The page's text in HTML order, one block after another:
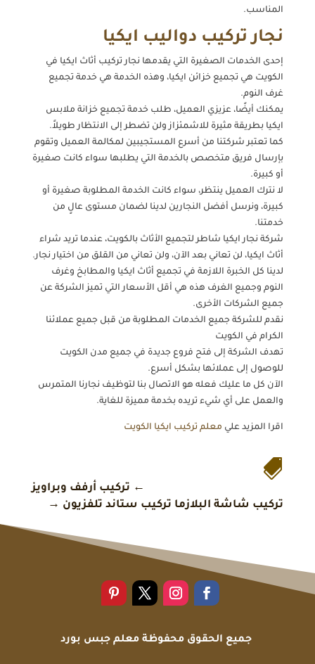
المناسب.
نجار تركيب دواليب ايكيا
إحدى الخدمات الصغيرة التي يقدمها نجار تركيب أثاث ايكيا في
الكويت هي تجميع خزائن ايكيا، وهذه الخدمة هي خدمة تجميع
غرف النوم.
يمكنك أيضًا، عزيزي العميل، طلب خدمة تجميع خزانة ملابس
ايكيا بطريقة مثيرة للاشمئزاز ولن تضطر إلى الانتظار طويلاً.
كما تعتبر شركتنا من أسرع المستجيبين لمكالمة العميل وتقوم
بإرسال فريق متخصص بالخدمة التي يطلبها سواء كانت صغيرة
أو كبيرة.
لا نترك العميل ينتظر، سواء كانت الخدمة المطلوبة صغيرة أو
كبيرة، ونرسل أفضل النجارين لدينا لضمان مستوى عالٍ من
خدمتنا.
شركة نجار ايكيا شاطر لتجميع الأثاث بالكويت، عندما تريد شراء
أثاث ايكيا، لن تعاني بعد الآن، ولن تعاني من القلق من اختيار نجار.
لدينا كل الخبرة اللازمة في تجميع أثاث ايكيا والمطابخ وغرف
النوم وجميع الغرف هذه هي أقل الأسعار التي تميز الشركة عن
جميع الشركات الأخرى.
نقدم للشركة جميع الخدمات المطلوبة من قبل جميع عملائنا
الكرام في الكويت
تهدف الشركة إلى فتح فروع جديدة في جميع مدن الكويت
للوصول إلى عملائها بشكل أسرع.
الآن كل ما عليك فعله هو الاتصال بنا لتوظيف نجارنا المتمرس
والعمل على أي شيء تريده بخدمة مميزة للغاية.
اقرا المزيد علي معلم تركيب ايكيا الكويت

← تركيب أرفف وبراويز
تركيب شاشة البلازما تركيب ستاند تلفزيون →
جميع الحقوق محفوظة معلم جبس بورد